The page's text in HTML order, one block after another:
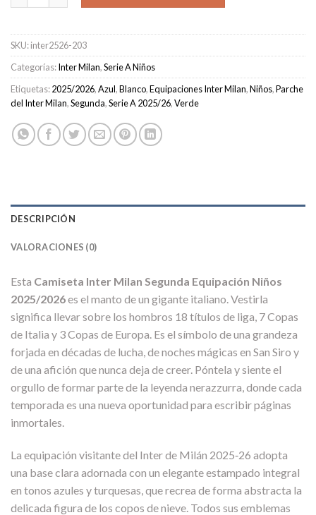
SKU:inter2526-203
Categorías:Inter Milan,Serie A Niños
Etiquetas:2025/2026,Azul,Blanco,Equipaciones Inter Milan,Niños,Parche
del Inter Milan,Segunda,Serie A 2025/26,Verde
DESCRIPCIÓN
VALORACIONES (0)
Esta Camiseta Inter Milan Segunda Equipación Niños
2025/2026es el manto de un gigante italiano. Vestirla
significa llevar sobre los hombros 18 títulos de liga, 7 Copas
de Italia y 3 Copas de Europa. Es el símbolo de una grandeza
forjada en décadas de lucha, de noches mágicas en San Siro y
de una afición que nunca deja de creer. Póntela y siente el
orgullo de formar parte de la leyenda nerazzurra, donde cada
temporada es una nueva oportunidad para escribir páginas
inmortales.
La equipación visitante del Inter de Milán 2025‑26 adopta
una base clara adornada con un elegante estampado integral
en tonos azules y turquesas, que recrea de forma abstracta la
delicada figura de los copos de nieve. Todos sus emblemas